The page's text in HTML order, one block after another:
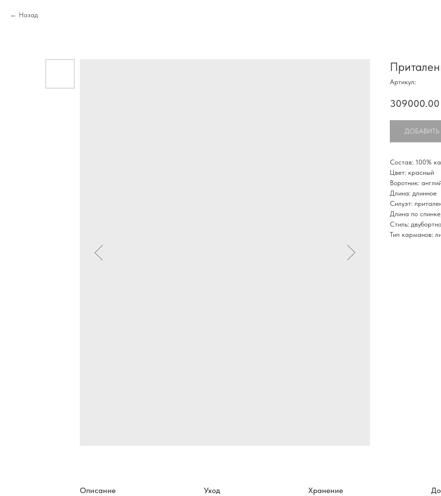
Назад
Артикул:
309000.00
Состав: 100%
Цвет: красный
Воротник:
Длина: длинное
Силуэт:
Длина по
Стиль:
Тип карманов:
Описание Уход Хранение